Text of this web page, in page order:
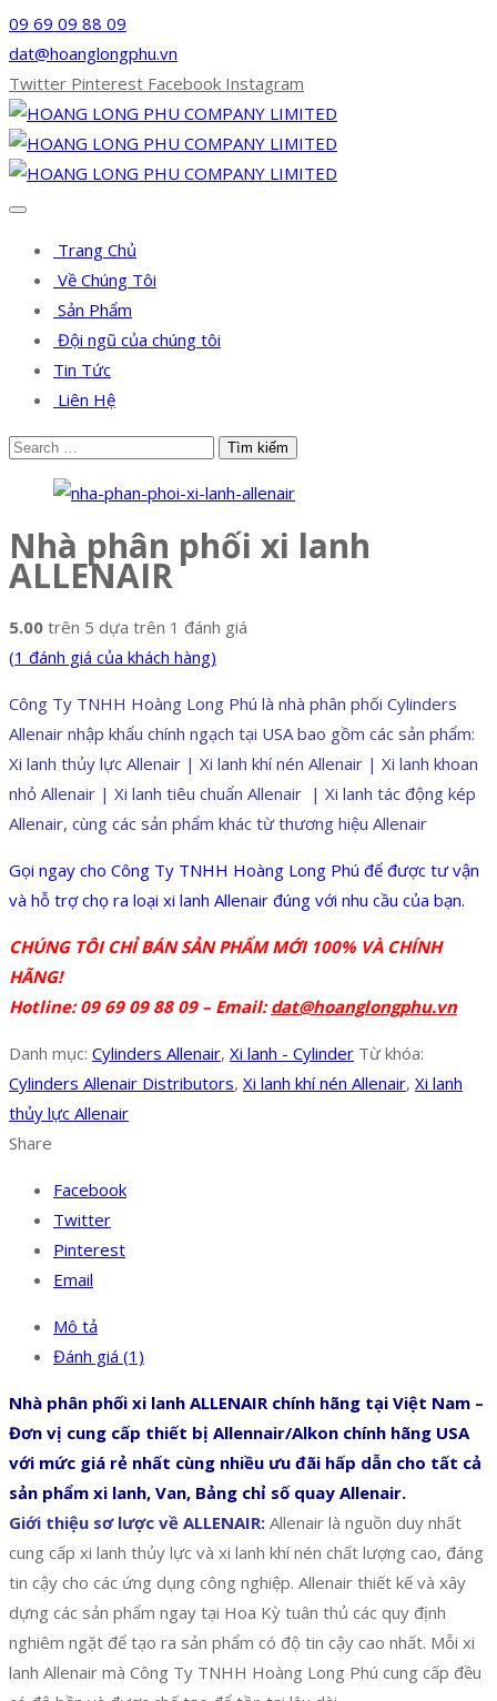
09 69 09 88 09
dat@hoanglongphu.vn
Twitter Pinterest Facebook Instagram
Trang Chủ
Về Chúng Tôi
Sản Phẩm
Đội ngũ của chúng tôi
Tin Tức
Liên Hệ
Nhà phân phối xi lanh
ALLENAIR
5.00 trên 5 dựa trên 1 đánh giá
(1 đánh giá của khách hàng)
Công Ty TNHH Hoàng Long Phú là nhà phân phối Cylinders
Allenair nhập khẩu chính ngạch tại USA bao gồm các sản phẩm:
Xi lanh thủy lực Allenair | Xi lanh khí nén Allenair | Xi lanh khoan
nhỏ Allenair | Xi lanh tiêu chuẩn Allenair | Xi lanh tác động kép
Allenair, cùng các sản phẩm khác từ thương hiệu Allenair
Gọi ngay cho Công Ty TNHH Hoàng Long Phú để được tư vận
và hỗ trợ chọ ra loại xi lanh Allenair đúng với nhu cầu của bạn.
CHÚNG TÔI CHỈ BÁN SẢN PHẨM MỚI 100% VÀ CHÍNH
HÃNG!
Hotline: 09 69 09 88 09 – Email:dat@hoanglongphu.vn
Danh mục: Cylinders Allenair, Xi lanh - Cylinder Từ khóa:
Cylinders Allenair Distributors, Xi lanh khí nén Allenair, Xi lanh
thủy lực Allenair
Share
Facebook
Twitter
Pinterest
Email
Mô tả
Đánh giá (1)
Nhà phân phối xi lanh ALLENAIR chính hãng tại Việt Nam –
Đơn vị cung cấp thiết bị Allennair/Alkon chính hãng USA
với mức giá rẻ nhất cùng nhiều ưu đãi hấp dẫn cho tất cả
sản phẩm xi lanh, Van, Bảng chỉ số quay Allenair.
Giới thiệu sơ lược về ALLENAIR: Allenair là nguồn duy nhất
cung cấp xi lanh thủy lực và xi lanh khí nén chất lượng cao, đáng
tin cậy cho các ứng dụng công nghiệp. Allenair thiết kế và xây
dựng các sản phẩm ngay tại Hoa Kỳ tuân thủ các quy định
nghiêm ngặt để tạo ra sản phẩm có độ tin cậy cao nhất. Mỗi xi
lanh Allenair mà Công Ty TNHH Hoàng Long Phú cung cấp đều